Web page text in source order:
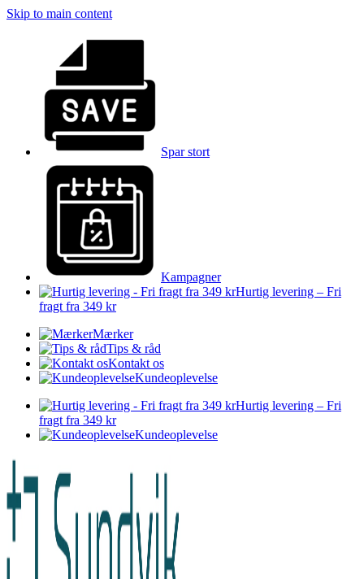
Skip to main content
Spar stort
Kampagner
Hurtig levering – Fri
fragt fra 349 kr
Mærker
Tips & råd
Kontakt os
Kundeoplevelse
Hurtig levering – Fri
fragt fra 349 kr
Kundeoplevelse